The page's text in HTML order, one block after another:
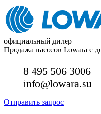
официальный дилер
Продажа насосов Lowara с
8 495 506 3006
info@lowara.su
Отправить запрос